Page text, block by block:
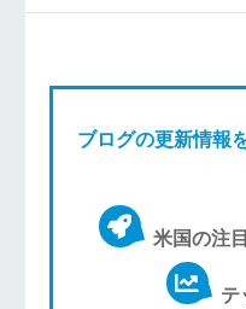
ブログの更新情報
米国の注
テ